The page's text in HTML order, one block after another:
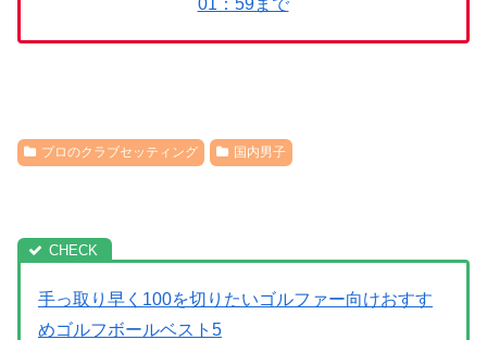
プロのクラブセッティング 国内男子
手っ取り早く100を切りたいゴルファー向けおすす
めゴルフボールベスト5